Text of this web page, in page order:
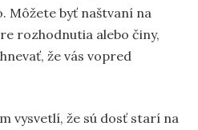
Môžete byť naštvaní na
rozhodnutia alebo činy,
že vás vopred
vysvetlí, že sú dosť starí na